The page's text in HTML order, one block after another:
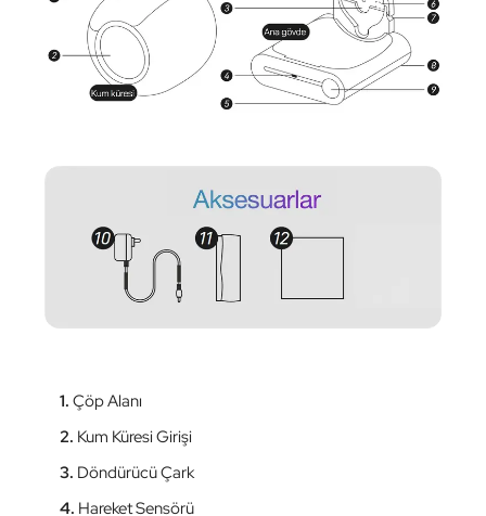
1. Çöp Alanı
2. Kum Küresi Girişi
3. Döndürücü Çark
4. Hareket Sensörü